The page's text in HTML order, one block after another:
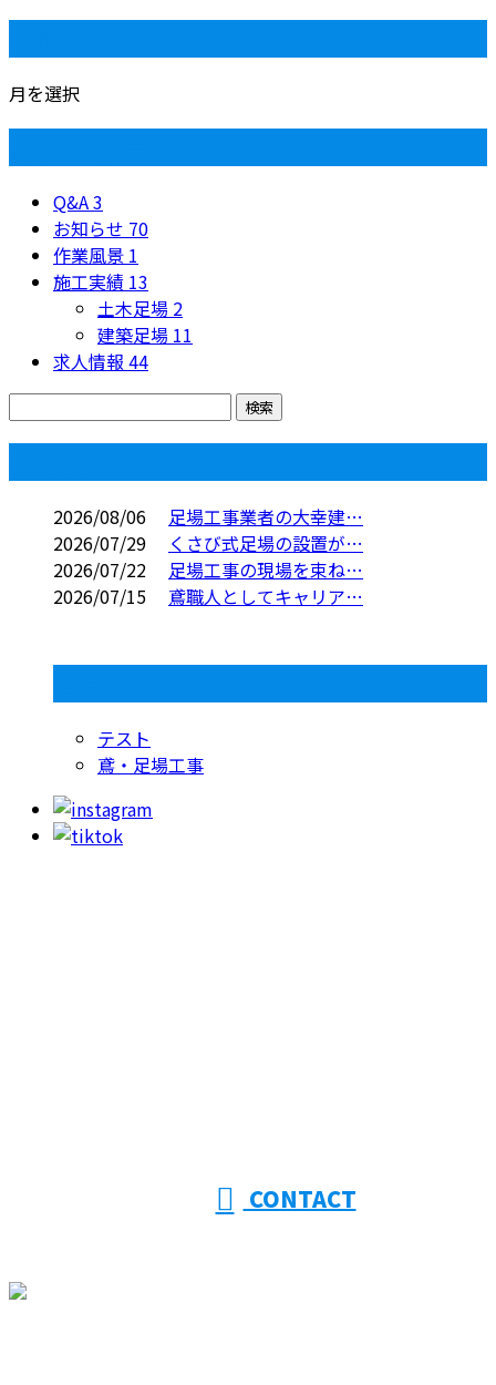
月を選択
Q&A3
お知らせ 70
作業風景 1
施工実績 13
土木足場 2
建築足場 11
求人情報 44
2026/08/06
足場工事業者の大幸建…
2026/07/29
くさび式足場の設置が…
2026/07/22
足場工事の現場を束ね…
2026/07/15
鳶職人としてキャリア…
テスト
鳶・足場工事
CONTACT